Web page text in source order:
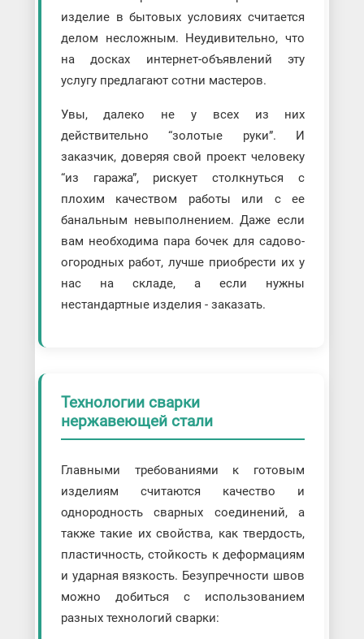
изделие в бытовых условиях считается
делом несложным. Неудивительно, что
на досках интернет-объявлений эту
услугу предлагают сотни мастеров.
Увы, далеко не у всех из них
действительно “золотые руки”. И
заказчик, доверяя свой проект человеку
“из гаража”, рискует столкнуться с
плохим качеством работы или с ее
банальным невыполнением. Даже если
вам необходима пара бочек для садово-
огородных работ, лучше приобрести их у
нас на складе, а если нужны
нестандартные изделия - заказать.
Технологии сварки
нержавеющей стали
Главными требованиями к готовым
изделиям считаются качество и
однородность сварных соединений, а
также такие их свойства, как твердость,
пластичность, стойкость к деформациям
и ударная вязкость. Безупречности швов
можно добиться с использованием
разных технологий сварки: